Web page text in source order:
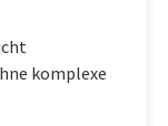
komplexe